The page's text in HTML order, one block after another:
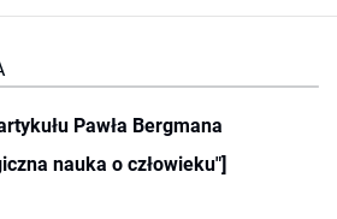
Pawła Bergmana
nauka o człowieku"]